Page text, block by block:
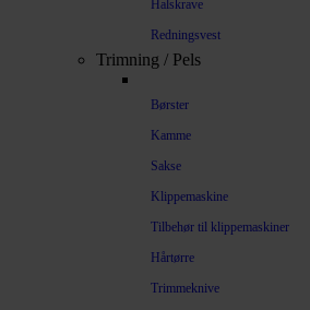
Halskrave
Redningsvest
Trimning / Pels
Børster
Kamme
Sakse
Klippemaskine
Tilbehør til klippemaskiner
Hårtørre
Trimmeknive